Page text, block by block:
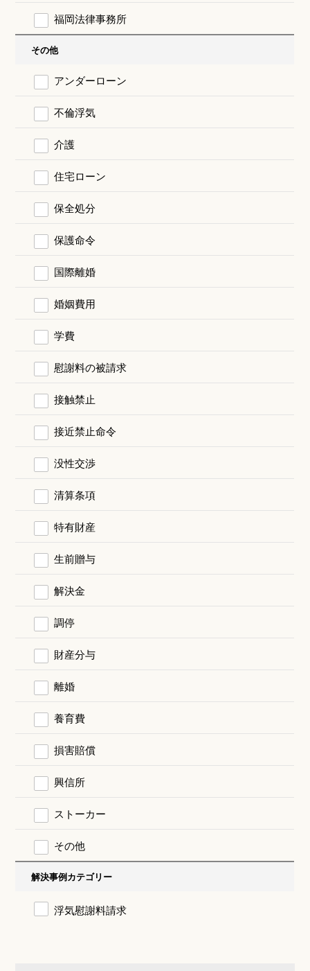
福岡法律事務所
その他
アンダーローン
不倫浮気
介護
住宅ローン
保全処分
保護命令
国際離婚
婚姻費用
学費
慰謝料の被請求
接触禁止
接近禁止命令
没性交渉
清算条項
特有財産
生前贈与
解決金
調停
財産分与
離婚
養育費
損害賠償
興信所
ストーカー
その他
解決事例カテゴリー
浮気慰謝料請求